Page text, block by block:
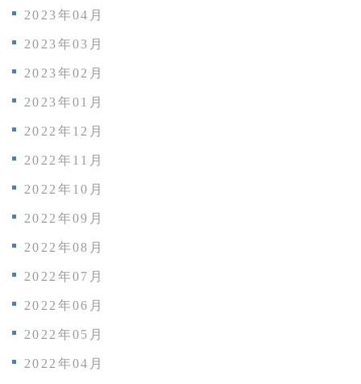
2023年04月
2023年03月
2023年02月
2023年01月
2022年12月
2022年11月
2022年10月
2022年09月
2022年08月
2022年07月
2022年06月
2022年05月
2022年04月